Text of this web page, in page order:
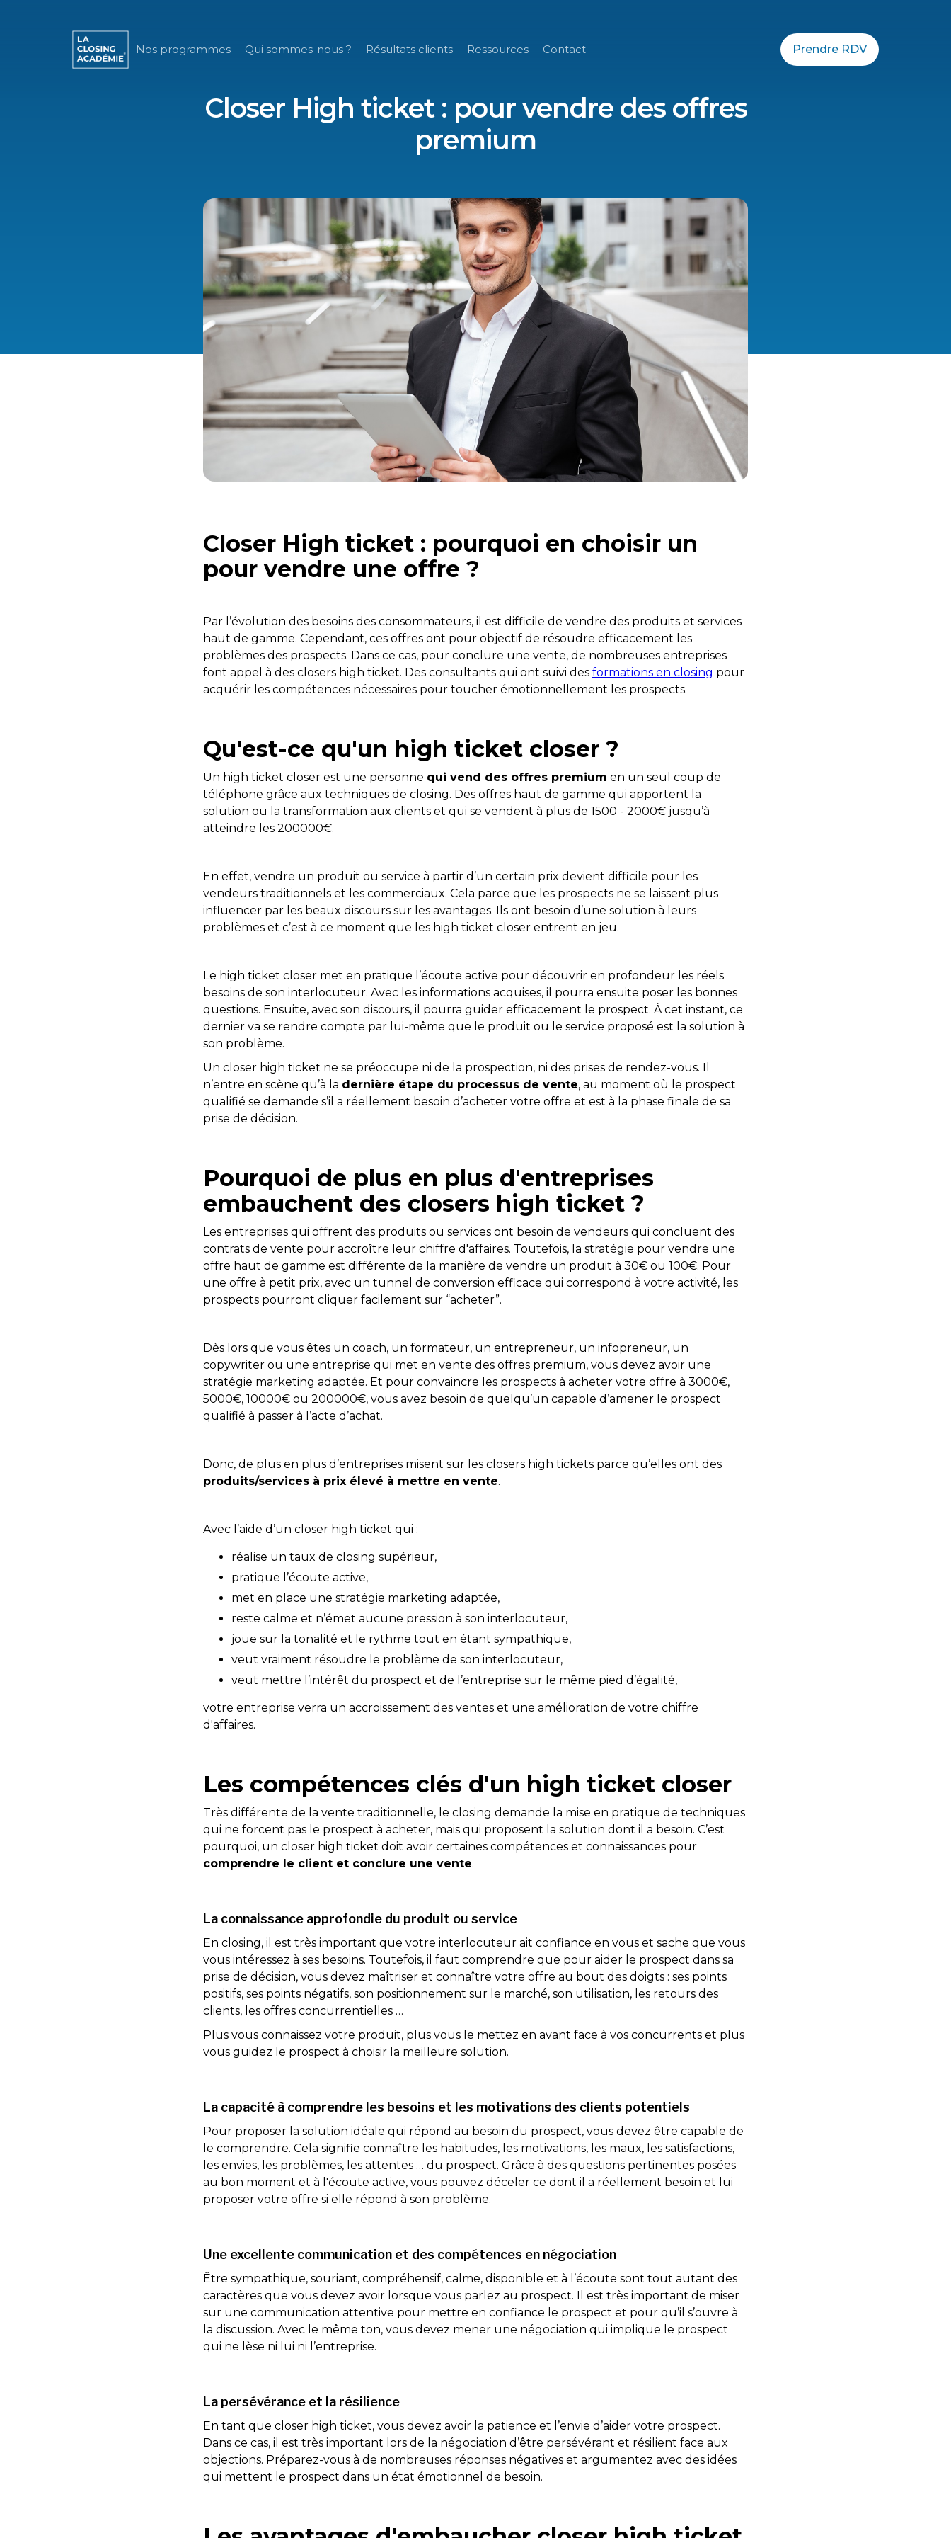
Nos programmes Qui sommes-nous ? Résultats clients Ressources Contact Prendre RDV
Closer High ticket : pour vendre des offres
premium
Closer High ticket : pourquoi en choisir un
pour vendre une offre ?
Par l’évolution des besoins des consommateurs, il est difficile de vendre des produits et services
haut de gamme. Cependant, ces offres ont pour objectif de résoudre efficacement les
problèmes des prospects. Dans ce cas, pour conclure une vente, de nombreuses entreprises
font appel à des closers high ticket. Des consultants qui ont suivi des formations en closing pour
acquérir les compétences nécessaires pour toucher émotionnellement les prospects.
Qu'est-ce qu'un high ticket closer ?
Un high ticket closer est une personne qui vend des offres premium en un seul coup de
téléphone grâce aux techniques de closing. Des offres haut de gamme qui apportent la
solution ou la transformation aux clients et qui se vendent à plus de 1500 - 2000€ jusqu’à
atteindre les 200000€.
En effet, vendre un produit ou service à partir d’un certain prix devient difficile pour les
vendeurs traditionnels et les commerciaux. Cela parce que les prospects ne se laissent plus
influencer par les beaux discours sur les avantages. Ils ont besoin d’une solution à leurs
problèmes et c’est à ce moment que les high ticket closer entrent en jeu.
Le high ticket closer met en pratique l’écoute active pour découvrir en profondeur les réels
besoins de son interlocuteur. Avec les informations acquises, il pourra ensuite poser les bonnes
questions. Ensuite, avec son discours, il pourra guider efficacement le prospect. À cet instant, ce
dernier va se rendre compte par lui-même que le produit ou le service proposé est la solution à
son problème.
Un closer high ticket ne se préoccupe ni de la prospection, ni des prises de rendez-vous. Il
n’entre en scène qu’à la dernière étape du processus de vente, au moment où le prospect
qualifié se demande s’il a réellement besoin d’acheter votre offre et est à la phase finale de sa
prise de décision.
Pourquoi de plus en plus d'entreprises
embauchent des closers high ticket ?
Les entreprises qui offrent des produits ou services ont besoin de vendeurs qui concluent des
contrats de vente pour accroître leur chiffre d'affaires. Toutefois, la stratégie pour vendre une
offre haut de gamme est différente de la manière de vendre un produit à 30€ ou 100€. Pour
une offre à petit prix, avec un tunnel de conversion efficace qui correspond à votre activité, les
prospects pourront cliquer facilement sur “acheter”.
Dès lors que vous êtes un coach, un formateur, un entrepreneur, un infopreneur, un
copywriter ou une entreprise qui met en vente des offres premium, vous devez avoir une
stratégie marketing adaptée. Et pour convaincre les prospects à acheter votre offre à 3000€,
5000€, 10000€ ou 200000€, vous avez besoin de quelqu’un capable d’amener le prospect
qualifié à passer à l’acte d’achat.
Donc, de plus en plus d’entreprises misent sur les closers high tickets parce qu’elles ont des
produits/services à prix élevé à mettre en vente.
Avec l’aide d’un closer high ticket qui :
réalise un taux de closing supérieur,
pratique l’écoute active,
met en place une stratégie marketing adaptée,
reste calme et n’émet aucune pression à son interlocuteur,
joue sur la tonalité et le rythme tout en étant sympathique,
veut vraiment résoudre le problème de son interlocuteur,
veut mettre l’intérêt du prospect et de l’entreprise sur le même pied d’égalité,
votre entreprise verra un accroissement des ventes et une amélioration de votre chiffre
d'affaires.
Les compétences clés d'un high ticket closer
Très différente de la vente traditionnelle, le closing demande la mise en pratique de techniques
qui ne forcent pas le prospect à acheter, mais qui proposent la solution dont il a besoin. C’est
pourquoi, un closer high ticket doit avoir certaines compétences et connaissances pour
comprendre le client et conclure une vente.
La connaissance approfondie du produit ou service
En closing, il est très important que votre interlocuteur ait confiance en vous et sache que vous
vous intéressez à ses besoins. Toutefois, il faut comprendre que pour aider le prospect dans sa
prise de décision, vous devez maîtriser et connaître votre offre au bout des doigts : ses points
positifs, ses points négatifs, son positionnement sur le marché, son utilisation, les retours des
clients, les offres concurrentielles …
Plus vous connaissez votre produit, plus vous le mettez en avant face à vos concurrents et plus
vous guidez le prospect à choisir la meilleure solution.
La capacité à comprendre les besoins et les motivations des clients potentiels
Pour proposer la solution idéale qui répond au besoin du prospect, vous devez être capable de
le comprendre. Cela signifie connaître les habitudes, les motivations, les maux, les satisfactions,
les envies, les problèmes, les attentes … du prospect. Grâce à des questions pertinentes posées
au bon moment et à l'écoute active, vous pouvez déceler ce dont il a réellement besoin et lui
proposer votre offre si elle répond à son problème.
Une excellente communication et des compétences en négociation
Être sympathique, souriant, compréhensif, calme, disponible et à l’écoute sont tout autant des
caractères que vous devez avoir lorsque vous parlez au prospect. Il est très important de miser
sur une communication attentive pour mettre en confiance le prospect et pour qu’il s’ouvre à
la discussion. Avec le même ton, vous devez mener une négociation qui implique le prospect
qui ne lèse ni lui ni l’entreprise.
La persévérance et la résilience
En tant que closer high ticket, vous devez avoir la patience et l’envie d’aider votre prospect.
Dans ce cas, il est très important lors de la négociation d’être persévérant et résilient face aux
objections. Préparez-vous à de nombreuses réponses négatives et argumentez avec des idées
qui mettent le prospect dans un état émotionnel de besoin.